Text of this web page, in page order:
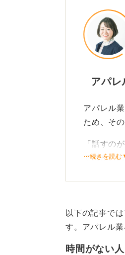
アパレ
アパレル
ため、そ
「話すの
でほかの
そこで重
自分
そう
⋯続きを読む
以下の記事で
す。アパレル
時間がない